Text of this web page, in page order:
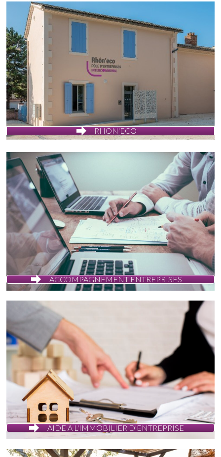
RHON'ECO
ACCOMPAGNEMENT ENTREPRISES
AIDE A L'IMMOBILIER D'ENTREPRISE